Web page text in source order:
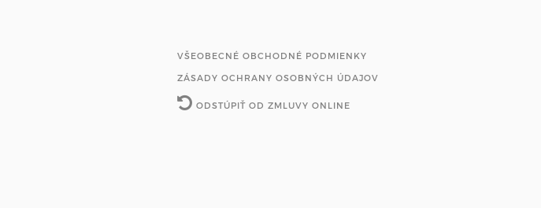
VŠEOBECNÉ OBCHODNÉ PODMIENKY
ZÁSADY OCHRANY OSOBNÝCH ÚDAJOV
ODSTÚPIŤ OD ZMLUVY ONLINE